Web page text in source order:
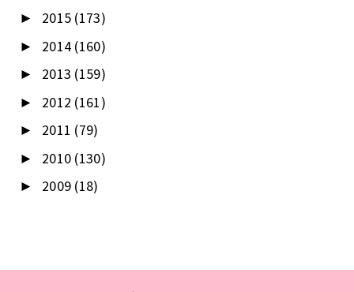
► 2015 (173)
► 2014 (160)
► 2013 (159)
► 2012 (161)
► 2011 (79)
► 2010 (130)
► 2009 (18)